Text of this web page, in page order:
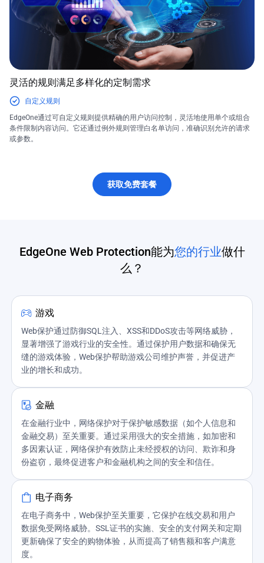
灵活的规则满足多样化的定制需求
自定义规则
EdgeOne通过可自定义规则提供精确的用户访问控制，灵活地使用单个或组合
条件限制内容访问。它还通过例外规则管理白名单访问，准确识别允许的请求
或参数。
获取免费套餐
EdgeOne Web Protection能为您的行业做什
么？
游戏
Web保护通过防御SQL注入、XSS和DDoS攻击等网络威胁，
显著增强了游戏行业的安全性。通过保护用户数据和确保无
缝的游戏体验，Web保护帮助游戏公司维护声誉，并促进产
业的增长和成功。
金融
在金融行业中，网络保护对于保护敏感数据（如个人信息和
金融交易）至关重要。通过采用强大的安全措施，如加密和
多因素认证，网络保护有效防止未经授权的访问、欺诈和身
份盗窃，最终促进客户和金融机构之间的安全和信任。
电子商务
在电子商务中，Web保护至关重要，它保护在线交易和用户
数据免受网络威胁。SSL证书的实施、安全的支付网关和定期
更新确保了安全的购物体验，从而提高了销售额和客户满意
度。